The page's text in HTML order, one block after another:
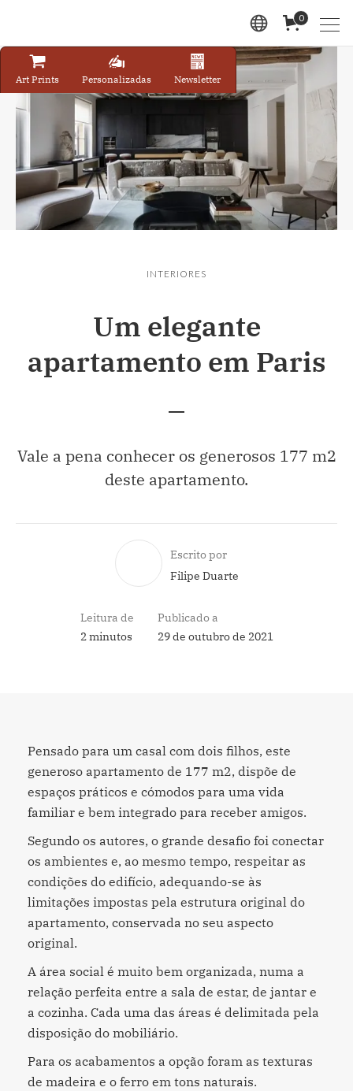
0
Art Prints Personalizadas Newsletter
INTERIORES
Um elegante
apartamento em Paris
Vale a pena conhecer os generosos 177 m2
deste apartamento.
Escrito por
Filipe Duarte
Leitura de
2 minutos
Publicado a
29 de outubro de 2021
Pensado para um casal com dois filhos, este
generoso apartamento de 177 m2, dispõe de
espaços práticos e cómodos para uma vida
familiar e bem integrado para receber amigos.
Segundo os autores, o grande desafio foi conectar
os ambientes e, ao mesmo tempo, respeitar as
condições do edifício, adequando-se às
limitações impostas pela estrutura original do
apartamento, conservada no seu aspecto
original.
A área social é muito bem organizada, numa a
relação perfeita entre a sala de estar, de jantar e
a cozinha. Cada uma das áreas é delimitada pela
disposição do mobiliário.
Para os acabamentos a opção foram as texturas
de madeira e o ferro em tons naturais.